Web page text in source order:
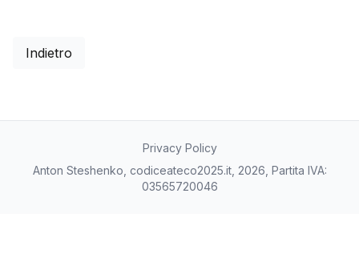
Indietro
Privacy Policy
Anton Steshenko, codiceateco2025.it, 2026, Partita IVA:
03565720046